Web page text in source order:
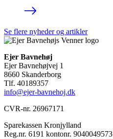
Se flere nyheder og artikler
Ejer Bavnehøj
Ejer Bavnehøjvej 1
8660 Skanderborg
Tlf. 40189357
info@ejer-bavnehoj.dk
CVR-nr. 26967171
Sparekassen Kronjylland
Reg.nr. 6191 kontonr. 9040049573